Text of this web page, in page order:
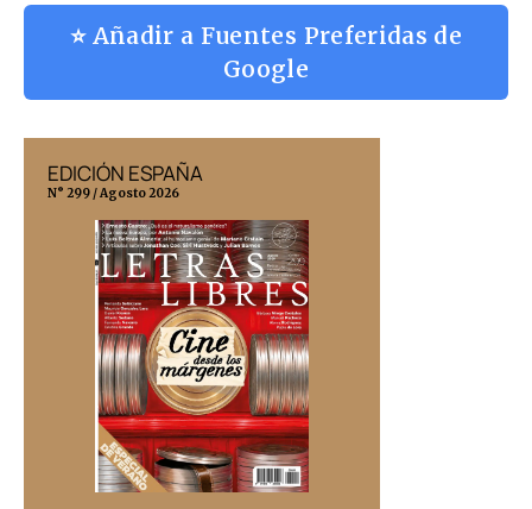
⭐ Añadir a Fuentes Preferidas de
Google
EDICIÓN ESPAÑA
N° 299 / Agosto 2026